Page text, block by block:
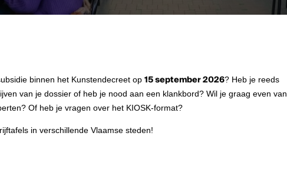
binnen het Kunstendecreet op 15 september 2026? Heb je reeds
van je dossier of heb je nood aan een klankbord? Wil je graag even van
Of heb je vragen over het KIOSK-format?
in verschillende Vlaamse steden!